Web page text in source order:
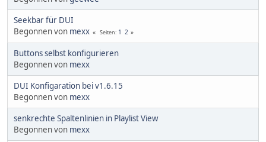
Seekbar für DUI
Begonnen von mexx Seiten 1 2
Buttons selbst konfigurieren
Begonnen von mexx
DUI Konfigaration bei v1.6.15
Begonnen von mexx
senkrechte Spaltenlinien in Playlist View
Begonnen von mexx